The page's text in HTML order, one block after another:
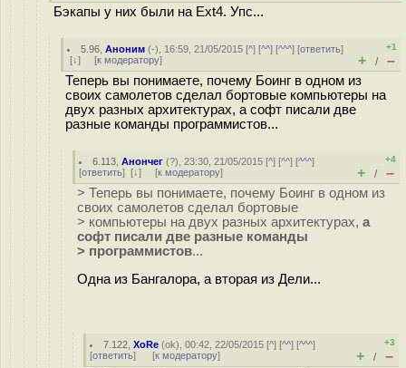
Бэкапы у них были на Ext4. Упс...
5.96 ,Аноним (-), 16:59, 21/05/2015 [^] [^^] [^^^] [ответить]
[↓] [к модератору]
+1
+ / –
Теперь вы понимаете, почему Боинг в одном из
своих самолетов сделал бортовые компьютеры на
двух разных архитектурах, а софт писали две
разные команды программистов...
6.113 ,Анончег (?), 23:30, 21/05/2015 [^] [^^] [^^^]
[ответить] [↓] [к модератору]
+4
+ / –
> Теперь вы понимаете, почему Боинг в одном из
своих самолетов сделал бортовые
> компьютеры на двух разных архитектурах, а
софт писали две разные команды
> программистов...
Одна из Бангалора, а вторая из Дели...
7.122 ,XoRe (ok), 00:42, 22/05/2015 [^] [^^] [^^^]
[ответить] [к модератору]
+3
+ / –